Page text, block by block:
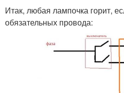
Итак, любая лампочка горит,
обязательных провода: